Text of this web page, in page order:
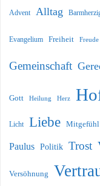
Advent Alltag
Evangelium Freiheit Freude
Gemeinschaft
Gott Heilung Herz
Licht Liebe Mitgefühl
Paulus Politik Trost
Versöhnung